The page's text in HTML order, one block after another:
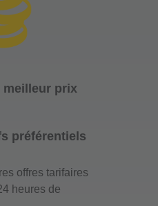
meilleur prix
préférentiels
offres tarifaires
heures de